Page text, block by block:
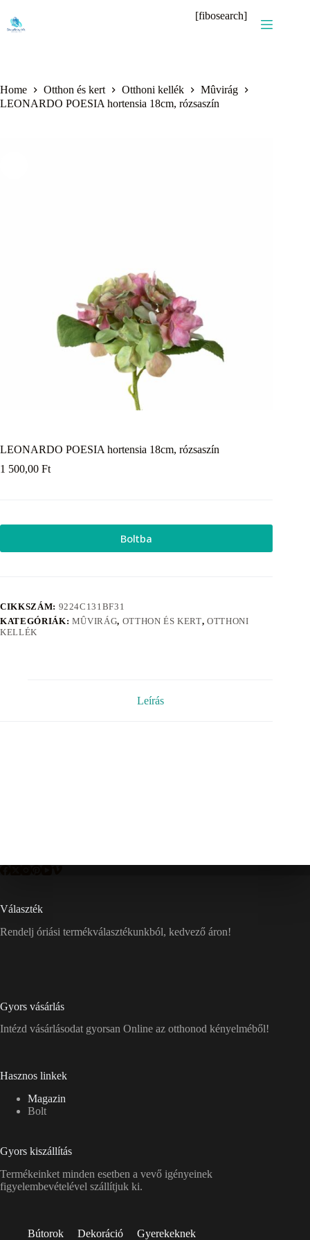
content
[fibosearch]
Home Otthon és kert Otthoni kellék
Mûvirág
LEONARDO POESIA hortensia 18cm, rózsaszín
LEONARDO POESIA hortensia 18cm, rózsaszín
1 500,00 Ft
Boltba
CIKKSZÁM: 9224C131BF31
KATEGÓRIÁK: MÛVIRÁG, OTTHON ÉS KERT,OTTHONI
KELLÉK
Leírás
Választék
Rendelj óriási termékválasztékunkból, kedvező áron!
Gyors vásárlás
Intézd vásárlásodat gyorsan Online az otthonod kényelméből!
Hasznos linkek
Magazin
Bolt
Gyors kiszállítás
Termékeinket minden esetben a vevő igényeinek
figyelembevételével szállítjuk ki.
Bútorok Dekoráció Gyerekeknek